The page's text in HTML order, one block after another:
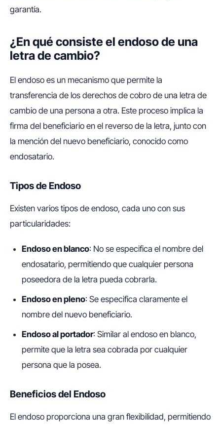
garantía.
¿En qué consiste el endoso de una
letra de cambio?
El endoso es un mecanismo que permite la
transferencia de los derechos de cobro de una letra de
cambio de una persona a otra. Este proceso implica la
firma del beneficiario en el reverso de la letra, junto con
la mención del nuevo beneficiario, conocido como
endosatario.
Tipos de Endoso
Existen varios tipos de endoso, cada uno con sus
particularidades:
Endoso en blanco: No se especifica el nombre del
endosatario, permitiendo que cualquier persona
poseedora de la letra pueda cobrarla.
Endoso en pleno: Se especifica claramente el
nombre del nuevo beneficiario.
Endoso al portador: Similar al endoso en blanco,
permite que la letra sea cobrada por cualquier
persona que la posea.
Beneficios del Endoso
El endoso proporciona una gran flexibilidad, permitiendo